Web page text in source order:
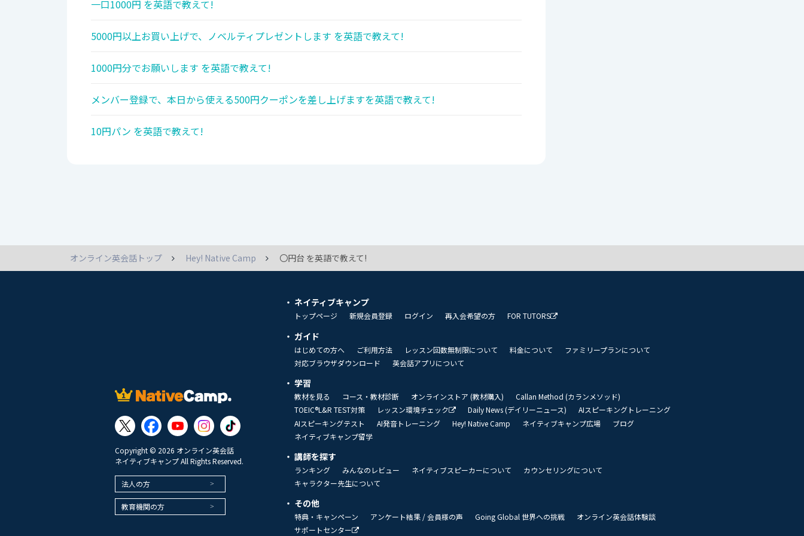
一口1000円 を英語で教えて!
5000円以上お買い上げで、ノベルティプレゼントします を英語で教えて!
1000円分でお願いします を英語で教えて!
メンバー登録で、本日から使える500円クーポンを差し上げますを英語で教えて!
10円パン を英語で教えて!
オンライン英会話トップ Hey! Native Camp 〇円台 を英語で教えて!
Copyright © 2026 オンライン英会話
ネイティブキャンプ All Rights Reserved.
法人の方
教育機関の方
ネイティブキャンプ
トップページ 新規会員登録 ログイン 再入会希望の方 FOR TUTORS
ガイド
はじめての方へ ご利用方法 レッスン回数無制限について 料金について
ファミリープランについて
対応ブラウザダウンロード
英会話アプリについて
学習
教材を見る コース・教材診断 オンラインストア (教材購入)
Callan Method (カランメソッド)
TOEIC®L&R TEST対策
レッスン環境チェック Daily News (デイリーニュース)
AIスピーキングトレーニング
AIスピーキングテスト
AI発音トレーニング Hey! Native Camp ネイティブキャンプ広場
ブログ
ネイティブキャンプ留学
講師を探す
ランキング みんなのレビュー ネイティブスピーカーについて
カウンセリングについて
キャラクター先生について
その他
特典・キャンペーン アンケート結果 / 会員様の声 Going Global 世界への挑戦
オンライン英会話体験談
サポートセンター